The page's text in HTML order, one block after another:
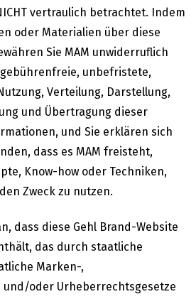
vertraulich betrachtet. Indem
oder Materialien über diese
Sie MAM unwiderruflich
unbefristete,
Verteilung, Darstellung,
und Übertragung dieser
und Sie erklären sich
dass es MAM freisteht,
Know-how oder Techniken,
Zweck zu nutzen.
dass diese Gehl Brand-Website
das durch staatliche
Marken-,
und/oder Urheberrechtsgesetze